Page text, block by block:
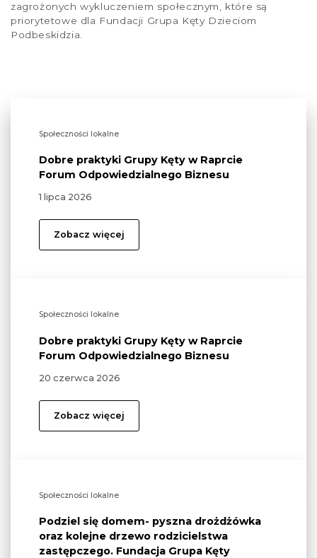
zagrożonych wykluczeniem społecznym, które są
priorytetowe dla Fundacji Grupa Kęty Dzieciom
Podbeskidzia.
Społeczności lokalne
Dobre praktyki Grupy Kęty w Raprcie
Forum Odpowiedzialnego Biznesu
1 lipca 2026
Zobacz więcej
Społeczności lokalne
Dobre praktyki Grupy Kęty w Raprcie
Forum Odpowiedzialnego Biznesu
20 czerwca 2026
Zobacz więcej
Społeczności lokalne
Podziel się domem- pyszna drożdżówka
oraz kolejne drzewo rodzicielstwa
zastępczego. Fundacja Grupa Kęty